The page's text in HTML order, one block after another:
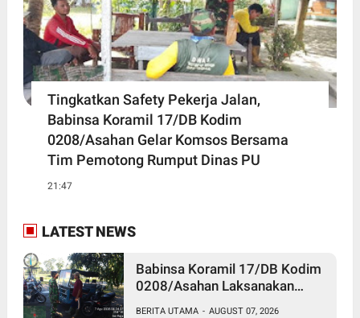
Tingkatkan Safety Pekerja Jalan,
Babinsa Koramil 17/DB Kodim
0208/Asahan Gelar Komsos Bersama
Tim Pemotong Rumput Dinas PU
21:47
LATEST NEWS
Babinsa Koramil 17/DB Kodim
0208/Asahan Laksanakan
BERITA UTAMA - AUGUST 07, 2026